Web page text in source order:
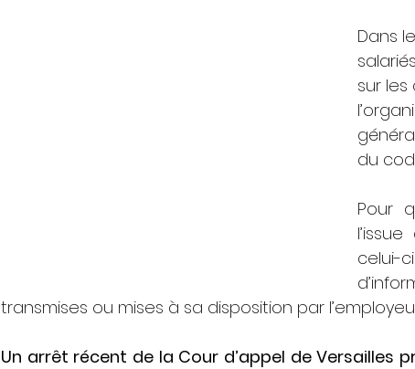
Dans
sur
du
Pour
celui-
transmises ou mises à sa disposition par
Un arrêt récent de la Cour d’appel de Versailles